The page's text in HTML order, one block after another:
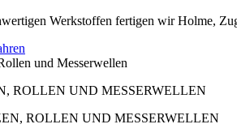
Werkstoffen fertigen wir Holme,
und Messerwellen
ROLLEN UND MESSERWELLEN